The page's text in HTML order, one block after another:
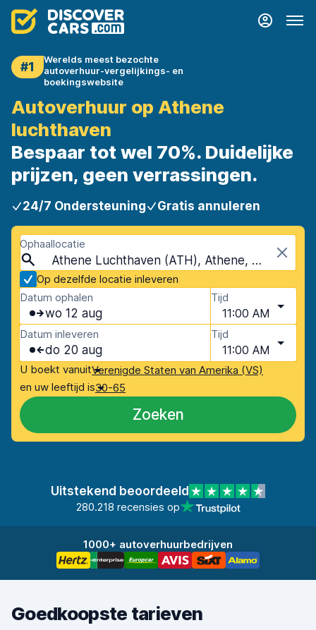
#1
Werelds meest bezochte
autoverhuur-vergelijkings- en
boekingswebsite
Autoverhuur op Athene
luchthaven
Bespaar tot wel 70%. Duidelijke
prijzen, geen verrassingen.
24/7 Ondersteuning Gratis annuleren
Ophaallocatie
Athene Luchthaven (ATH), Athene, Griekenland
Op dezelfde locatie inleveren
Datum ophalen
wo 12 aug
Tijd
11:00 AM
Datum inleveren
do 20 aug
Tijd
11:00 AM
U boekt vanuitVerenigde Staten van Amerika (VS)
en uw leeftijd is30-65
Zoeken
Uitstekend beoordeeld
280.218 recensies op
1000+ autoverhuurbedrijven
Goedkoopste tarieven